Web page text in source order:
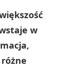
w